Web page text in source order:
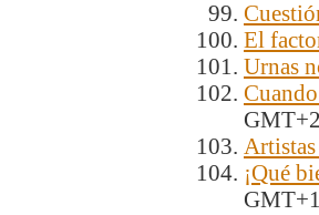
El
Urnas
¡Qué